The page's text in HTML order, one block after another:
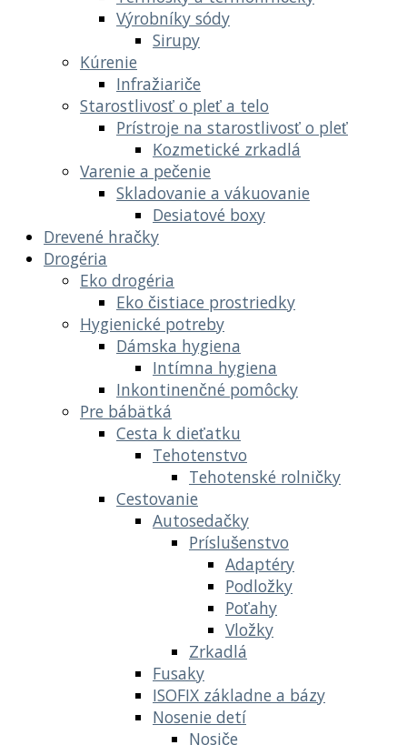
Výrobníky sódy
Sirupy
Kúrenie
Infražiariče
Starostlivosť o pleť a telo
Prístroje na starostlivosť o pleť
Kozmetické zrkadlá
Varenie a pečenie
Skladovanie a vákuovanie
Desiatové boxy
Drevené hračky
Drogéria
Eko drogéria
Eko čistiace prostriedky
Hygienické potreby
Dámska hygiena
Intímna hygiena
Inkontinenčné pomôcky
Pre bábätká
Cesta k dieťatku
Tehotenstvo
Tehotenské rolničky
Cestovanie
Autosedačky
Príslušenstvo
Adaptéry
Podložky
Poťahy
Vložky
Zrkadlá
Fusaky
ISOFIX základne a bázy
Nosenie detí
Nosiče